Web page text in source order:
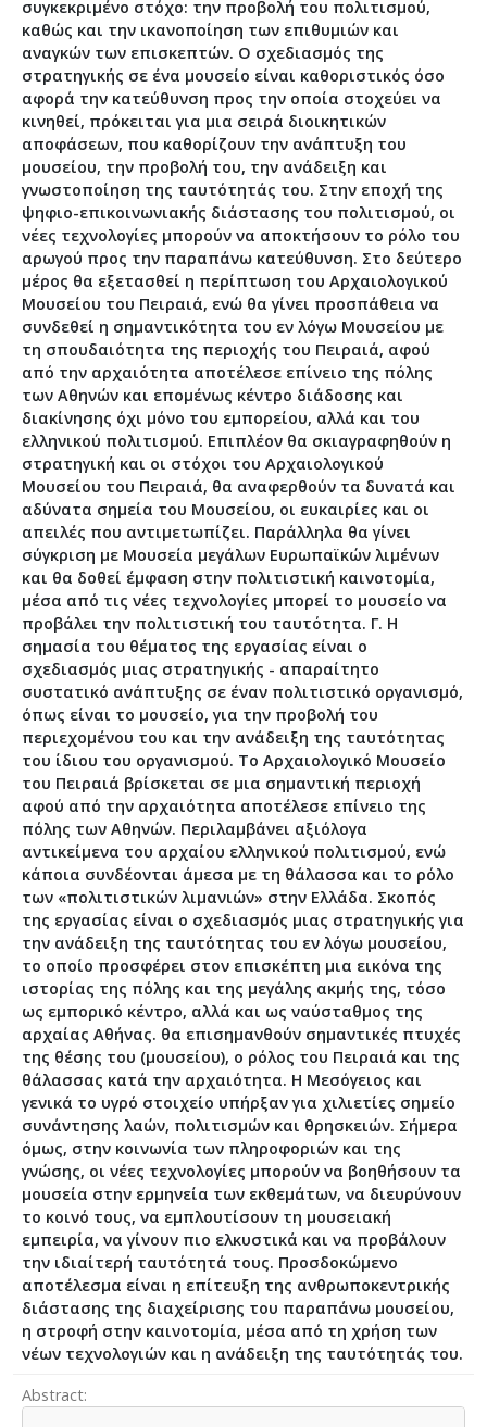
συγκεκριμένο στόχο: την προβολή του πολιτισμού,
καθώς και την ικανοποίηση των επιθυμιών και
αναγκών των επισκεπτών. Ο σχεδιασμός της
στρατηγικής σε ένα μουσείο είναι καθοριστικός όσο
αφορά την κατεύθυνση προς την οποία στοχεύει να
κινηθεί, πρόκειται για μια σειρά διοικητικών
αποφάσεων, που καθορίζουν την ανάπτυξη του
μουσείου, την προβολή του, την ανάδειξη και
γνωστοποίηση της ταυτότητάς του. Στην εποχή της
ψηφιο-επικοινωνιακής διάστασης του πολιτισμού, οι
νέες τεχνολογίες μπορούν να αποκτήσουν το ρόλο του
αρωγού προς την παραπάνω κατεύθυνση. Στο δεύτερο
μέρος θα εξετασθεί η περίπτωση του Αρχαιολογικού
Μουσείου του Πειραιά, ενώ θα γίνει προσπάθεια να
συνδεθεί η σημαντικότητα του εν λόγω Μουσείου με
τη σπουδαιότητα της περιοχής του Πειραιά, αφού
από την αρχαιότητα αποτέλεσε επίνειο της πόλης
των Αθηνών και επομένως κέντρο διάδοσης και
διακίνησης όχι μόνο του εμπορείου, αλλά και του
ελληνικού πολιτισμού. Επιπλέον θα σκιαγραφηθούν η
στρατηγική και οι στόχοι του Αρχαιολογικού
Μουσείου του Πειραιά, θα αναφερθούν τα δυνατά και
αδύνατα σημεία του Μουσείου, οι ευκαιρίες και οι
απειλές που αντιμετωπίζει. Παράλληλα θα γίνει
σύγκριση με Μουσεία μεγάλων Ευρωπαϊκών λιμένων
και θα δοθεί έμφαση στην πολιτιστική καινοτομία,
μέσα από τις νέες τεχνολογίες μπορεί το μουσείο να
προβάλει την πολιτιστική του ταυτότητα. Γ. Η
σημασία του θέματος της εργασίας είναι ο
σχεδιασμός μιας στρατηγικής - απαραίτητο
συστατικό ανάπτυξης σε έναν πολιτιστικό οργανισμό,
όπως είναι το μουσείο, για την προβολή του
περιεχομένου του και την ανάδειξη της ταυτότητας
του ίδιου του οργανισμού. Το Αρχαιολογικό Μουσείο
του Πειραιά βρίσκεται σε μια σημαντική περιοχή
αφού από την αρχαιότητα αποτέλεσε επίνειο της
πόλης των Αθηνών. Περιλαμβάνει αξιόλογα
αντικείμενα του αρχαίου ελληνικού πολιτισμού, ενώ
κάποια συνδέονται άμεσα με τη θάλασσα και το ρόλο
των «πολιτιστικών λιμανιών» στην Ελλάδα. Σκοπός
της εργασίας είναι ο σχεδιασμός μιας στρατηγικής για
την ανάδειξη της ταυτότητας του εν λόγω μουσείου,
το οποίο προσφέρει στον επισκέπτη μια εικόνα της
ιστορίας της πόλης και της μεγάλης ακμής της, τόσο
ως εμπορικό κέντρο, αλλά και ως ναύσταθμος της
αρχαίας Αθήνας. θα επισημανθούν σημαντικές πτυχές
της θέσης του (μουσείου), ο ρόλος του Πειραιά και της
θάλασσας κατά την αρχαιότητα. Η Μεσόγειος και
γενικά το υγρό στοιχείο υπήρξαν για χιλιετίες σημείο
συνάντησης λαών, πολιτισμών και θρησκειών. Σήμερα
όμως, στην κοινωνία των πληροφοριών και της
γνώσης, οι νέες τεχνολογίες μπορούν να βοηθήσουν τα
μουσεία στην ερμηνεία των εκθεμάτων, να διευρύνουν
το κοινό τους, να εμπλουτίσουν τη μουσειακή
εμπειρία, να γίνουν πιο ελκυστικά και να προβάλουν
την ιδιαίτερή ταυτότητά τους. Προσδοκώμενο
αποτέλεσμα είναι η επίτευξη της ανθρωποκεντρικής
διάστασης της διαχείρισης του παραπάνω μουσείου,
η στροφή στην καινοτομία, μέσα από τη χρήση των
νέων τεχνολογιών και η ανάδειξη της ταυτότητάς του.
Abstract